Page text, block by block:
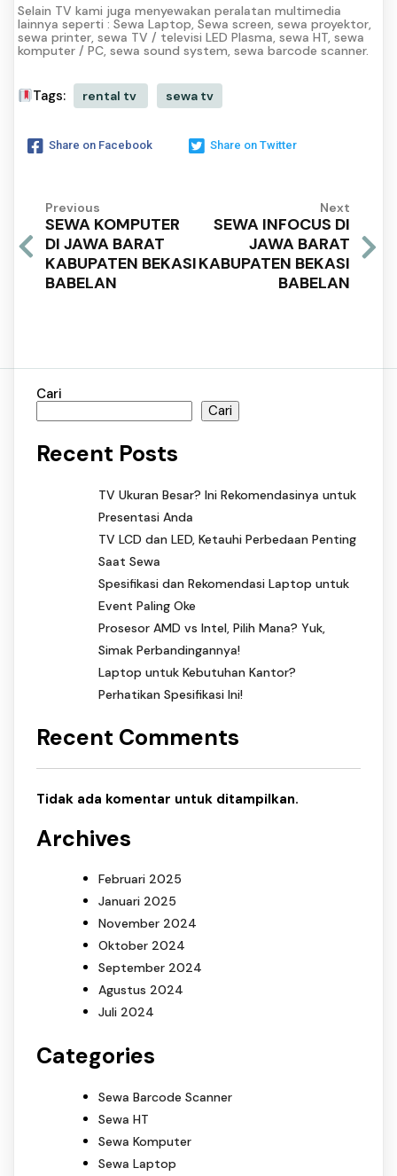
Selain TV kami juga menyewakan peralatan multimedia
lainnya seperti : Sewa Laptop, Sewa screen, sewa proyektor,
sewa printer, sewa TV / televisi LED Plasma, sewa HT, sewa
komputer / PC, sewa sound system, sewa barcode scanner.
Tags: rental tv sewa tv
Share on Facebook Share on Twitter
Previous
SEWA KOMPUTER
DI JAWA BARAT
KABUPATEN BEKASI
BABELAN
Next
SEWA INFOCUS DI
JAWA BARAT
KABUPATEN BEKASI
BABELAN
Cari
Cari
Recent Posts
TV Ukuran Besar? Ini Rekomendasinya untuk
Presentasi Anda
TV LCD dan LED, Ketauhi Perbedaan Penting
Saat Sewa
Spesifikasi dan Rekomendasi Laptop untuk
Event Paling Oke
Prosesor AMD vs Intel, Pilih Mana? Yuk,
Simak Perbandingannya!
Laptop untuk Kebutuhan Kantor?
Perhatikan Spesifikasi Ini!
Recent Comments
Tidak ada komentar untuk ditampilkan.
Archives
Februari 2025
Januari 2025
November 2024
Oktober 2024
September 2024
Agustus 2024
Juli 2024
Categories
Sewa Barcode Scanner
Sewa HT
Sewa Komputer
Sewa Laptop